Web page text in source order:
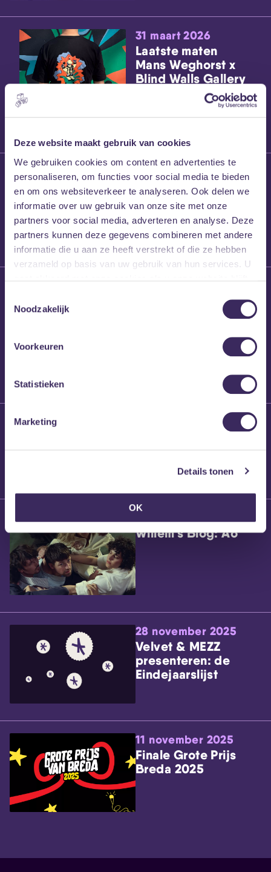
Deze website maakt gebruik van cookies
We gebruiken cookies om content en advertenties te
personaliseren, om functies voor social media te bieden
en om ons websiteverkeer te analyseren. Ook delen we
informatie over uw gebruik van onze site met onze
partners voor social media, adverteren en analyse. Deze
partners kunnen deze gegevens combineren met andere
informatie die u aan ze heeft verstrekt of die ze hebben
verzameld op basis van uw gebruik van hun services. U
Noodzakelijk
Voorkeuren
Statistieken
Marketing
Details tonen
OK
31 maart 2026
Laatste maten
Mans Weghorst x
Blind Walls Gallery
x MEZZ shirts
27 maart 2026
Willem’s Blog:
Frans Kalf
Willem’s Blog: High
Brennt Vanneste
Willem’s Blog: Ão
28 november 2025
Velvet & MEZZ
presenteren: de
Eindejaarslijst
11 november 2025
Finale Grote Prijs
Breda 2025